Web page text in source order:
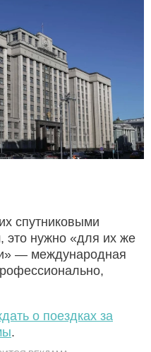
спутниковыми
это нужно «для их же
— международная
о поездках за
.